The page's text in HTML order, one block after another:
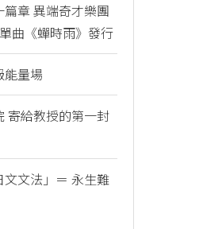
章 異端奇才樂團
曲《蟬時雨》發行
能量場
寄給教授的第一封
文文法」＝ 永生難